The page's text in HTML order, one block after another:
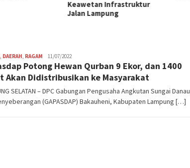
, DAERAH, RAGAM Wandi
11/07/2022
Potong Hewan Qurban 9 Ekor, dan 1400
Akan Didistribusikan ke Masyarakat
SELATAN – DPC Gabungan Pengusaha Angkutan Sungai Danau
(GAPASDAP) Bakauheni, Kabupaten Lampung […]